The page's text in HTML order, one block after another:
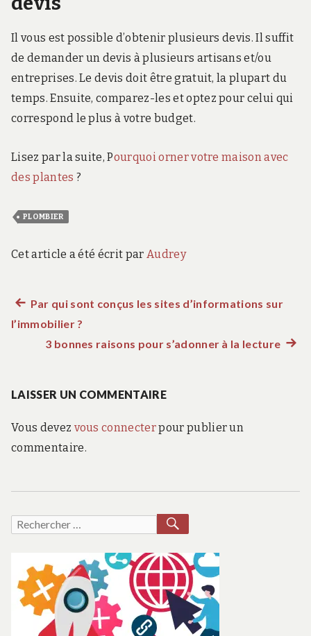
Il vous est possible d’obtenir plusieurs devis. Il suffit
de demander un devis à plusieurs artisans et/ou
entreprises. Le devis doit être gratuit, la plupart du
temps. Ensuite, comparez-les et optez pour celui qui
correspond le plus à votre budget.
Lisez par la suite, Pourquoi orner votre maison avec
des plantes ?
PLOMBIER
Cet article a été écrit par Audrey
Navigation
Article
précédent :
Par qui sont conçus les sites d’informations sur
l’immobilier ?
3 bonnes raisons pour s’adonner à la lecture
LAISSER UN COMMENTAIRE
Vous devez vous connecterpour publier un
commentaire.
Recherche